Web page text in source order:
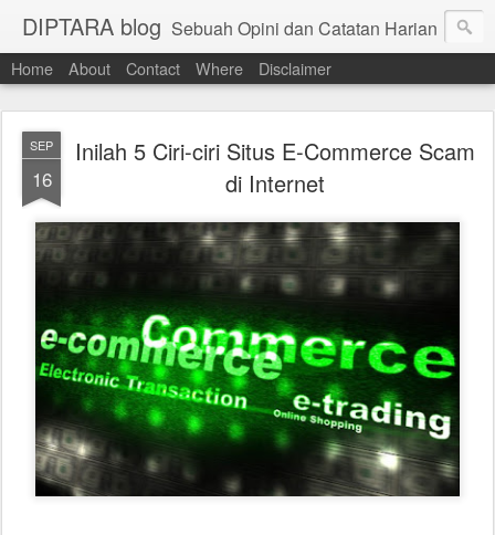
DIPTARA blog Sebuah Opini dan Catatan Harian
Home About Contact Where Disclaimer
SEP
16
Inilah 5 Ciri-ciri Situs E-Commerce Scam
di Internet